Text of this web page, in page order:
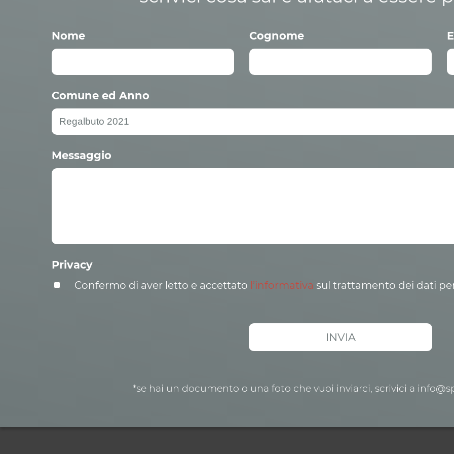
Nome Cognome
Comune ed Anno
Messaggio
Privacy
Confermo di aver letto e accettato l’informativa sul trattamento dei dati
*se hai un documento o una foto che vuoi inviarci, scrivici a